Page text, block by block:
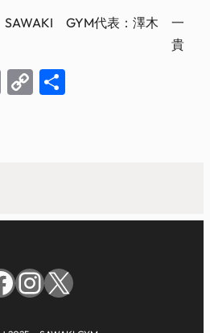
SAWAKI GYM代表：澤木 一
貴
EmailCopy
Instagram
X